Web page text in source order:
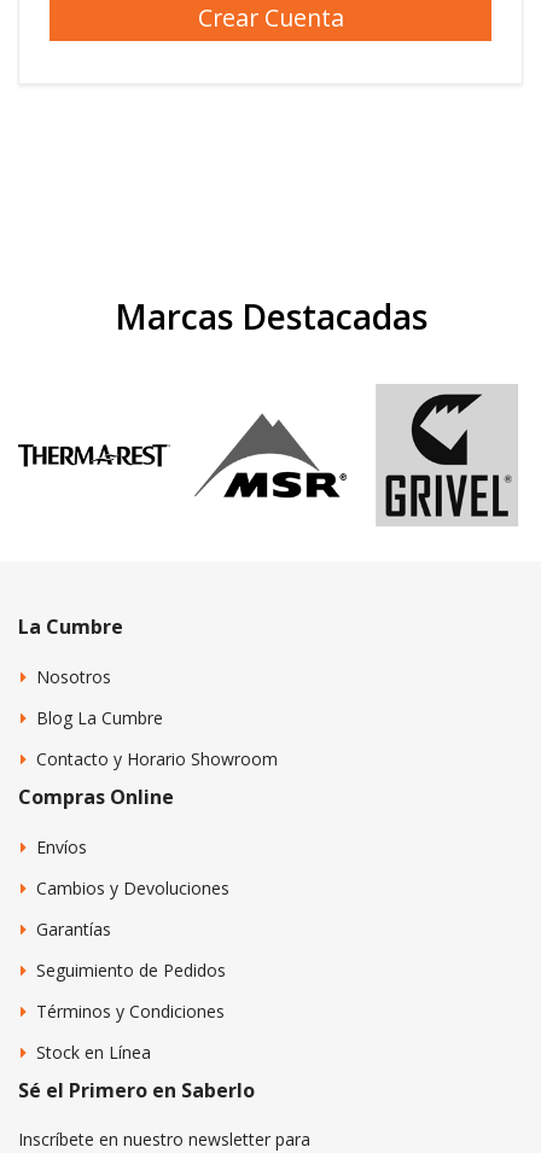
Crear Cuenta
Marcas Destacadas
La Cumbre
Nosotros
Blog La Cumbre
Contacto y Horario Showroom
Compras Online
Envíos
Cambios y Devoluciones
Garantías
Seguimiento de Pedidos
Términos y Condiciones
Stock en Línea
Sé el Primero en Saberlo
Inscríbete en nuestro newsletter para